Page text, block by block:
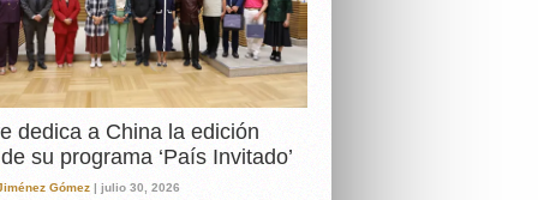
dedica a China la edición
su programa ‘País Invitado’
Gómez | julio 30, 2026